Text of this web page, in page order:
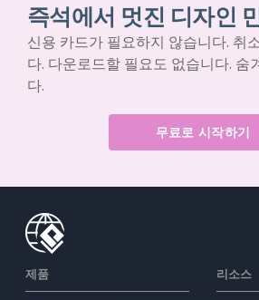
즉석에서 멋진 디자인
신용 카드가 필요하지 않습니다. 취
다. 다운로드할 필요도 없습니다. 숨
다.
무료로 시작하기
제품 리소스